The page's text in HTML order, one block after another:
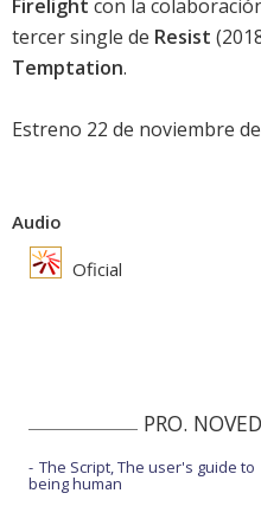
Firelight con la
tercer single de Resist
Temptation.
Estreno 22 de noviembre
Audio
Oficial
PRO.
The Script, The user's guide to
being human